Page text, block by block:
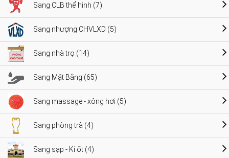
Sang CLB thể hình (7)
Sang nhượng CHVLXD (5)
Sang nhà trọ (14)
Sang Mặt Bằng (65)
Sang massage - xông hơi (5)
Sang phòng trà (4)
Sang sạp - Ki ốt (4)